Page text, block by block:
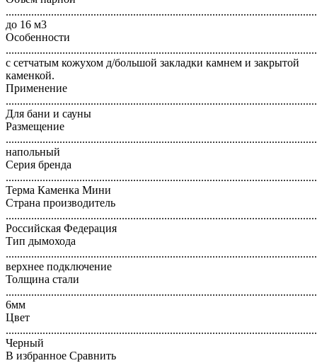
до 16 м3
Особенности
с сетчатым кожухом д/большой закладки камнем и закрытой
каменкой.
Применение
Для бани и сауны
Размещение
напольный
Серия бренда
Терма Каменка Мини
Страна производитель
Российская Федерация
Тип дымохода
верхнее подключение
Толщина стали
6мм
Цвет
Черный
В избранное Сравнить